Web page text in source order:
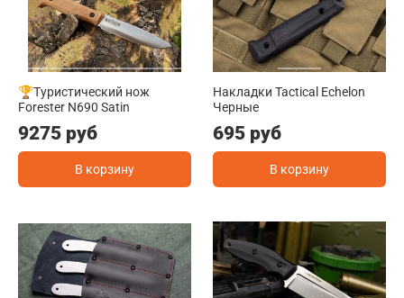
🏆Туристический нож
Forester N690 Satin
9275 руб
В корзину
Накладки Tactical Echelon
Черные
695 руб
В корзину